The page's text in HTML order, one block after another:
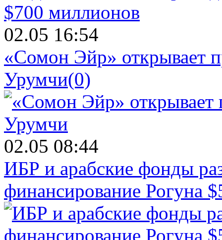
02.05 16:54
«Сомон Эйр» открывает
Урумчи(0)
02.05 08:44
ИБР и арабские фонды
финансирование Рогуна